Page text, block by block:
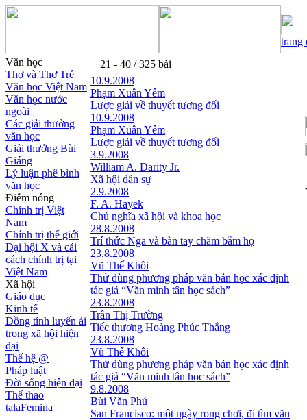
trang
Văn học
Thơ và Thơ Trẻ
Văn học Việt Nam
Văn học nước
ngoài
Các giải thưởng
văn học
Giải thưởng Bùi
Giáng
Lý luận phê bình
văn học
Điểm nóng
Chính trị Việt
Nam
Chính trị thế giới
Đại hội X và cải
cách chính trị tại
Việt Nam
Xã hội
Giáo dục
Kinh tế
Đồng tính luyến ái
trong xã hội hiện
đại
Thế hệ @
Pháp luật
Đời sống hiện đại
Thể thao
talaFemina
21 - 40 / 325 bài
10.9.2008
Phạm Xuân Yêm
Lược giải về thuyết tương đối
10.9.2008
Phạm Xuân Yêm
Lược giải về thuyết tương đối
3.9.2008
William A. Darity Jr.
Xã hội dân sự
2.9.2008
F. A. Hayek
Chủ nghĩa xã hội và khoa học
28.8.2008
Trí thức Nga và bàn tay chăm bẵm họ
23.8.2008
Vũ Thế Khôi
Thử dùng phương pháp văn bản học xác định
tác giả “Văn minh tân học sách”
23.8.2008
Trần Thị Trường
Tiếc thương Hoàng Phúc Thắng
23.8.2008
Vũ Thế Khôi
Thử dùng phương pháp văn bản học xác định
tác giả “Văn minh tân học sách”
9.8.2008
Bùi Văn Phú
San Francisco: một ngày rong chơi, đi tìm văn